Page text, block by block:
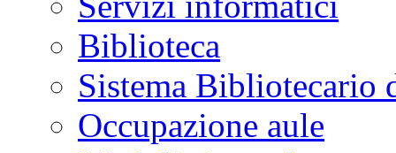
Biblioteca
Sistema Bibliotecario
Occupazione aule